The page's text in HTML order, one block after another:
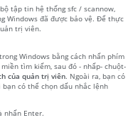
tập tin hệ thống sfc / scannow,
Windows đã được bảo vệ. Để thực
trị viên.
Windows bằng cách nhấn phím
tìm kiếm, sau đó - nhấp- chuột-
của quản trị viên. Ngoài ra, bạn có
có thể chọn dấu nhắc lệnh
nhấn Enter.